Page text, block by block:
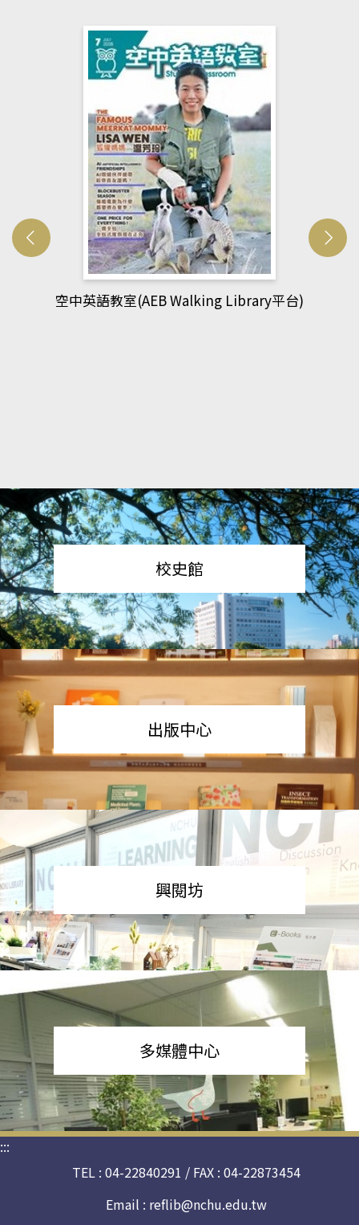
網管人(kono平台)
校史館
出版中心
興閱坊
多媒體中心
:::
TEL : 04-22840291 / FAX : 04-22873454
Email : reflib@nchu.edu.tw